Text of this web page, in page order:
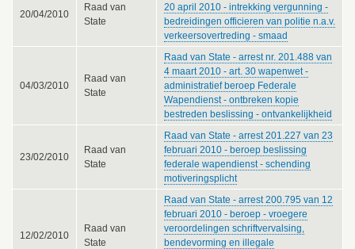
20/04/2010
Raad van
State
20 april 2010 - intrekking vergunning -
bedreidingen officieren van politie n.a.v.
verkeersovertreding - smaad
04/03/2010
Raad van
State
Raad van State - arrest nr. 201.488 van
4 maart 2010 - art. 30 wapenwet -
administratief beroep Federale
Wapendienst - ontbreken kopie
bestreden beslissing - ontvankelijkheid
23/02/2010
Raad van
State
Raad van State - arrest 201.227 van 23
februari 2010 - beroep beslissing
federale wapendienst - schending
motiveringsplicht
12/02/2010
Raad van
State
Raad van State - arrest 200.795 van 12
februari 2010 - beroep - vroegere
veroordelingen schriftvervalsing,
bendevorming en illegale